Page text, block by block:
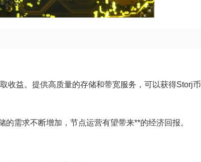
收益。提供高质量的存储和带宽服务，可以获得Storj
需求不断增加，节点运营有望带来**的经济回报。